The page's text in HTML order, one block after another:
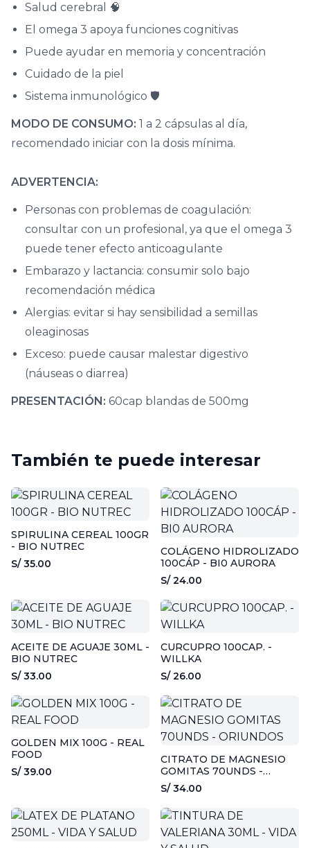
Salud cerebral 🧠
El omega 3 apoya funciones cognitivas
Puede ayudar en memoria y concentración
Cuidado de la piel
Sistema inmunológico 🛡️
MODO DE CONSUMO: 1 a 2 cápsulas al día,
recomendado iniciar con la dosis mínima.
ADVERTENCIA:
Personas con problemas de coagulación:
consultar con un profesional, ya que el omega 3
puede tener efecto anticoagulante
Embarazo y lactancia: consumir solo bajo
recomendación médica
Alergias: evitar si hay sensibilidad a semillas
oleaginosas
Exceso: puede causar malestar digestivo
(náuseas o diarrea)
PRESENTACIÓN: 60cap blandas de 500mg
También te puede interesar
SPIRULINA CEREAL 100GR
- BIO NUTREC
S/ 35.00
COLÁGENO HIDROLIZADO
100CÁP - BI0 AURORA
S/ 24.00
ACEITE DE AGUAJE 30ML -
BIO NUTREC
S/ 33.00
CURCUPRO 100CAP. -
WILLKA
S/ 26.00
GOLDEN MIX 100G - REAL
FOOD
S/ 39.00
CITRATO DE MAGNESIO
GOMITAS 70UNDS -
ORIUNDOS
S/ 34.00